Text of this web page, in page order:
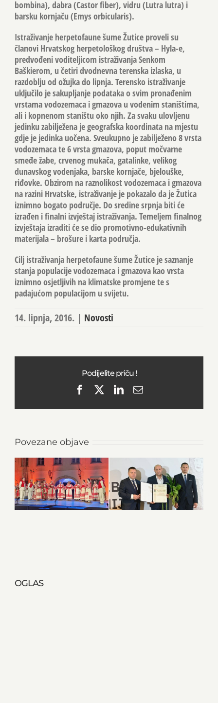
bombina), dabra (Castor fiber), vidru (Lutra lutra) i
barsku kornjaču (Emys orbicularis).
Istraživanje herpetofaune šume Žutice proveli su
članovi Hrvatskog herpetološkog društva – Hyla-e,
predvođeni voditeljicom istraživanja Senkom
Baškierom, u četiri dvodnevna terenska izlaska, u
razdoblju od ožujka do lipnja. Terensko istraživanje
uključilo je sakupljanje podataka o svim pronađenim
vrstama vodozemaca i gmazova u vodenim staništima,
ali i kopnenom staništu oko njih. Za svaku ulovljenu
jedinku zabilježena je geografska koordinata na mjestu
gdje je jedinka uočena. Sveukupno je zabilježeno 8 vrsta
vodozemaca te 6 vrsta gmazova, poput močvarne
smeđe žabe, crvenog mukača, gatalinke, velikog
dunavskog vodenjaka, barske kornjače, bjelouške,
riđovke. Obzirom na raznolikost vodozemaca i gmazova
na razini Hrvatske, istraživanje je pokazalo da je Žutica
iznimno bogato područje. Do sredine srpnja biti će
izrađen i finalni izvještaj istraživanja. Temeljem finalnog
izvještaja izraditi će se dio promotivno-edukativnih
materijala – brošure i karta područja.
Cilj istraživanja herpetofaune šume Žutice je saznanje
stanja populacije vodozemaca i gmazova kao vrsta
iznimno osjetljivih na klimatske promjene te s
padajućom populacijom u svijetu.
14. lipnja, 2016. | Novosti
Podijelite priču !
FacebookLinkedIn
Email
Povezane objave
OGLAS